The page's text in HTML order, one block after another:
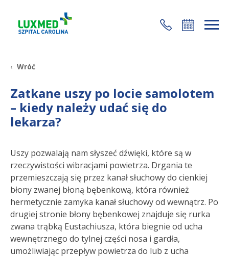
+48 22 35 58 200
Wróć
Zatkane uszy po locie samolotem
– kiedy należy udać się do
lekarza?
Uszy pozwalają nam słyszeć dźwięki, które są w
rzeczywistości wibracjami powietrza. Drgania te
przemieszczają się przez kanał słuchowy do cienkiej
błony zwanej błoną bębenkową, która również
hermetycznie zamyka kanał słuchowy od wewnątrz. Po
drugiej stronie błony bębenkowej znajduje się rurka
zwana trąbką Eustachiusza, która biegnie od ucha
wewnętrznego do tylnej części nosa i gardła,
umożliwiając przepływ powietrza do lub z ucha